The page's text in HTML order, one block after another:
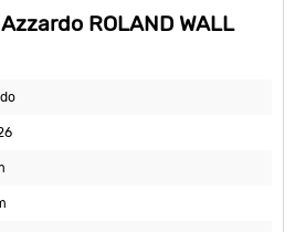
ROLAND WALL